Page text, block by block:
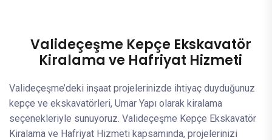
Valideçeşme Kepçe Ekskavatör
Kiralama ve Hafriyat Hizmeti
Valideçeşme’deki inşaat projelerinizde ihtiyaç duyduğunuz
kepçe ve ekskavatörleri, Umar Yapı olarak kiralama
seçenekleriyle sunuyoruz. Valideçeşme Kepçe Ekskavatör
Kiralama ve Hafriyat Hizmeti kapsamında, projelerinizi